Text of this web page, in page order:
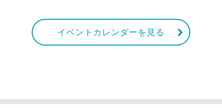
イベントカレンダーを見る